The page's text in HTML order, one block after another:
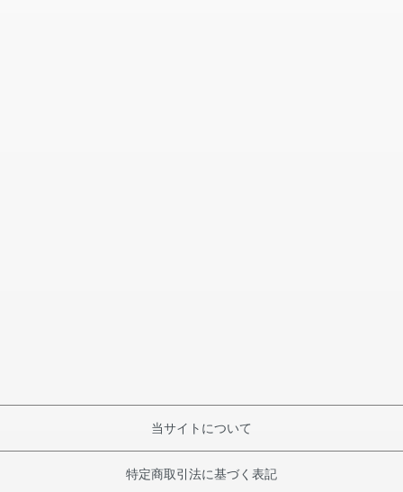
当サイトについて
特定商取引法に基づく表記